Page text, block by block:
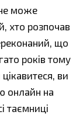
не може
хто розпочав
що
років тому
ви
онлайн на
таємниці